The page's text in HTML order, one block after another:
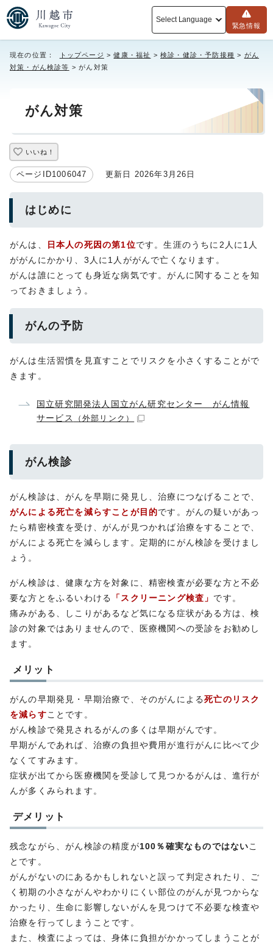
Select Language
緊急情報
現在の位置： トップページ >健康・福祉 >検診・健診・予防接種 > がん
対策・がん検診等 > がん対策
がん対策
いいね！
ページID1006047 更新日 2026年3月26日
はじめに
がんは、 日本人の死因の第1位です。生涯のうちに2人に1人
ががんにかかり、3人に1人ががんで亡くなります。
がんは誰にとっても身近な病気です。がんに関することを知
っておきましょう。
がんの予防
がんは生活習慣を見直すことでリスクを小さくすることがで
きます。
国立研究開発法人国立がん研究センター がん情報
サービス
（外部リンク）
がん検診
がん検診は、がんを早期に発見し、治療につなげることで、
がんによる死亡を減らすことが目的です。がんの疑いがあっ
たら精密検査を受け、がんが見つかれば治療をすることで、
がんによる死亡を減らします。定期的にがん検診を受けまし
ょう。
がん検診は、健康な方を対象に、精密検査が必要な方と不必
要な方とをふるいわける
「スクリーニング検査」 です。
痛みがある、しこりがあるなど気になる症状がある方は、検
診の対象ではありませんので、医療機関への受診をお勧めし
ます。
メリット
がんの早期発見・早期治療で、そのがんによる死亡のリスク
を減らすことです。
がん検診で発見されるがんの多くは早期がんです。
早期がんであれば、治療の負担や費用が進行がんに比べて少
なくてすみます。
症状が出てから医療機関を受診して見つかるがんは、進行が
んが多くみられます。
デメリット
残念ながら、がん検診の精度が100％確実なものではないこ
とです。
がんがないのにあるかもしれないと誤って判定されたり、ご
く初期の小さながんやわかりにくい部位のがんが見つからな
かったり、生命に影響しないがんを見つけて不必要な検査や
治療を行ってしまうことです。
また、検査によっては、身体に負担がかかってしまうことが